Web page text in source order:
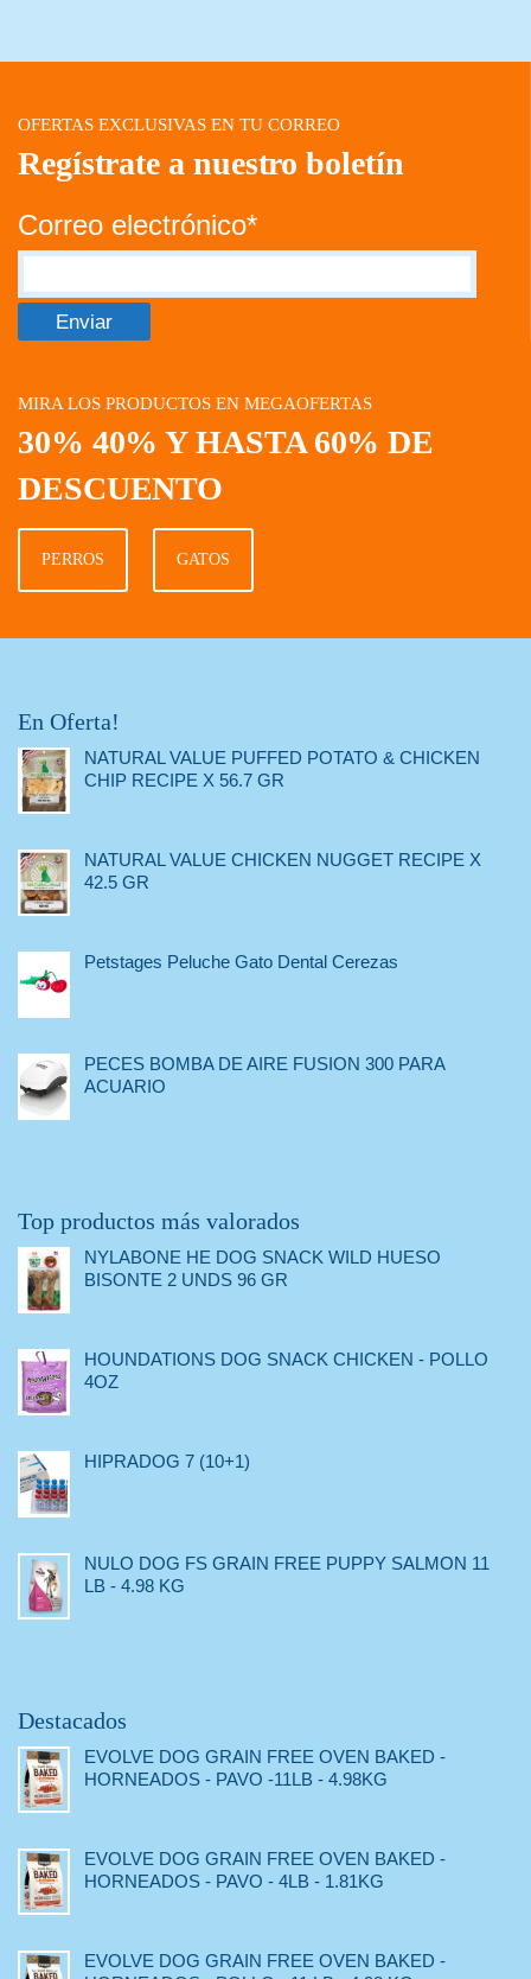
OFERTAS EXCLUSIVAS EN TU CORREO
Regístrate a nuestro boletín
Correo electrónico*
MIRA LOS PRODUCTOS EN MEGAOFERTAS
30% 40% Y HASTA 60% DE
DESCUENTO
PERROS GATOS
En Oferta!
NATURAL VALUE PUFFED POTATO & CHICKEN
CHIP RECIPE X 56.7 GR
NATURAL VALUE CHICKEN NUGGET RECIPE X
42.5 GR
Petstages Peluche Gato Dental Cerezas
PECES BOMBA DE AIRE FUSION 300 PARA
ACUARIO
Top productos más valorados
NYLABONE HE DOG SNACK WILD HUESO
BISONTE 2 UNDS 96 GR
HOUNDATIONS DOG SNACK CHICKEN - POLLO
4OZ
HIPRADOG 7 (10+1)
NULO DOG FS GRAIN FREE PUPPY SALMON 11
LB - 4.98 KG
Destacados
EVOLVE DOG GRAIN FREE OVEN BAKED -
HORNEADOS - PAVO -11LB - 4.98KG
EVOLVE DOG GRAIN FREE OVEN BAKED -
HORNEADOS - PAVO - 4LB - 1.81KG
EVOLVE DOG GRAIN FREE OVEN BAKED -